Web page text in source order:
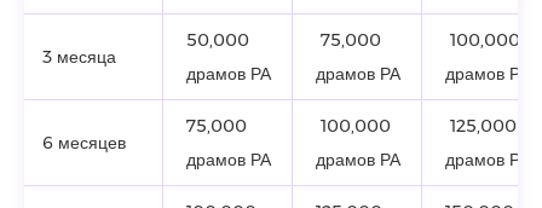
3 месяца
50,000
драмов РА
75,000
драмов РА
100,000
драмов РА
6 месяцев
75,000
драмов РА
100,000
драмов РА
125,000
драмов РА